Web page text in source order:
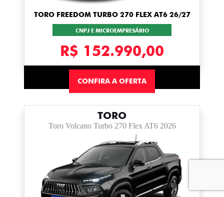
TORO FREEDOM TURBO 270 FLEX AT6 26/27
CNPJ E MICROEMPRESÁRIO
R$ 152.990,00
CONFIRA A OFERTA
TORO
Toro Volcano Turbo 270 Flex AT6 2026